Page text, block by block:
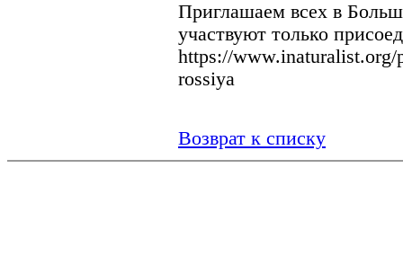
Приглашаем всех в
участвуют только
https://www.inaturalist.org/
rossiya
Возврат к списку